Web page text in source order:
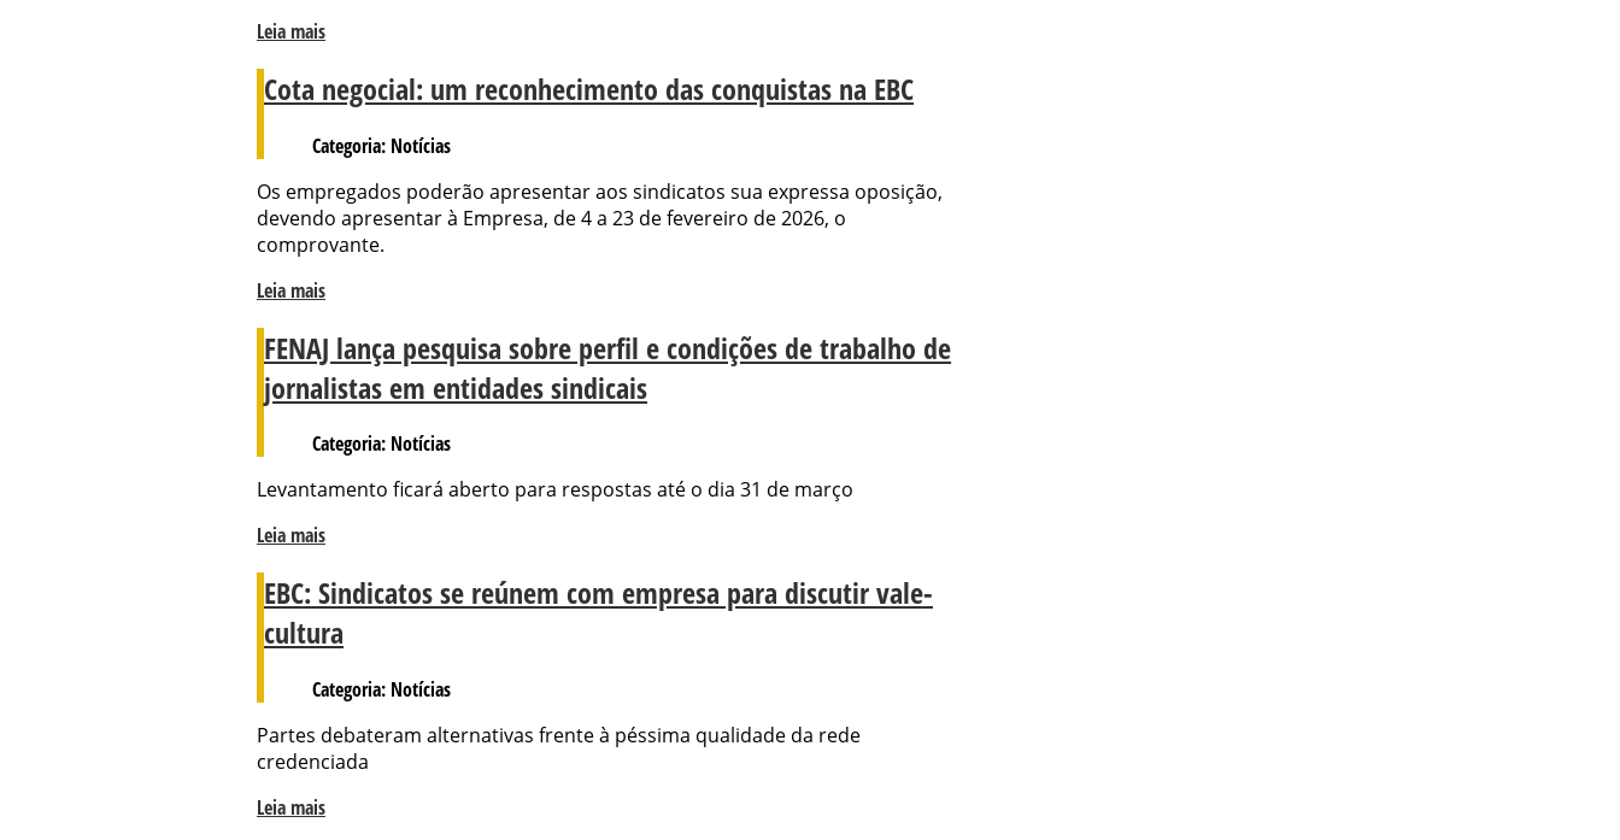
Leia mais
Cota negocial: um reconhecimento das conquistas na EBC
Categoria: Notícias
Os empregados poderão apresentar aos sindicatos sua expressa oposição,
devendo apresentar à Empresa, de 4 a 23 de fevereiro de 2026, o
comprovante.
Leia mais
FENAJ lança pesquisa sobre perfil e condições de trabalho de
jornalistas em entidades sindicais
Categoria: Notícias
Levantamento ficará aberto para respostas até o dia 31 de março
Leia mais
EBC: Sindicatos se reúnem com empresa para discutir vale-
cultura
Categoria: Notícias
Partes debateram alternativas frente à péssima qualidade da rede
credenciada
Leia mais